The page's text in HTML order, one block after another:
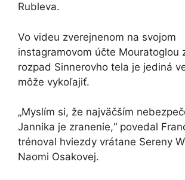
Rubleva.
Vo videu zverejnenom na svojom
instagramovom účte Mouratoglou
rozpad Sinnerovho tela je jediná
môže vykoľajiť.
„Myslím si, že najväčším
Jannika je zranenie,“ povedal
trénoval hviezdy vrátane Sereny
Naomi Osakovej.